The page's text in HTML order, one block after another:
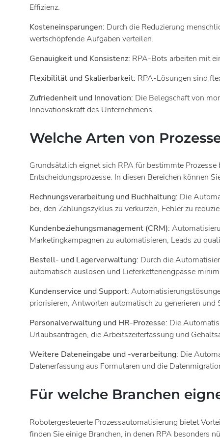
Effizienz.
Kosteneinsparungen: Durch die Reduzierung
wertschöpfende Aufgaben verteilen.
Genauigkeit und Konsistenz: RPA-Bots arbeiten mit
Flexibilität und Skalierbarkeit: RPA-Lösungen sind
Zufriedenheit und Innovation: Die Belegschaft von
Innovationskraft des Unternehmens.
Welche Arten von
Grundsätzlich eignet sich RPA für bestimmte
Entscheidungsprozesse. In diesen Bereichen können
Rechnungsverarbeitung und Buchhaltung: Die
bei, den Zahlungszyklus zu verkürzen, Fehler zu
Kundenbeziehungsmanagement (CRM):
Marketingkampagnen zu automatisieren, Leads zu
Bestell- und Lagerverwaltung: Durch die
automatisch auslösen und Lieferkettenengpässe
Kundenservice und Support:
priorisieren, Antworten automatisch zu generieren
Personalverwaltung und HR-Prozesse: Die
Urlaubsanträgen, die Arbeitszeiterfassung und
Weitere Dateneingabe und -verarbeitung: Die
Datenerfassung aus Formularen und die
Für welche Branchen
Robotergesteuerte Prozessautomatisierung bietet
finden Sie einige Branchen, in denen RPA besonders